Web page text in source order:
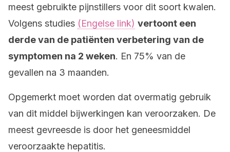
meest gebruikte pijnstillers voor dit soort kwalen.
Volgens studies (Engelse link) vertoont een
derde van de patiënten verbetering van de
symptomen na 2 weken. En 75% van de
gevallen na 3 maanden.
Opgemerkt moet worden dat overmatig gebruik
van dit middel bijwerkingen kan veroorzaken. De
meest gevreesde is door het geneesmiddel
veroorzaakte hepatitis.